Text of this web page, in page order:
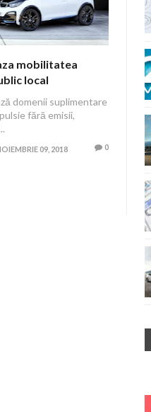
mobilitatea
local
domenii suplimentare
fără emisii,
09, 2018 0